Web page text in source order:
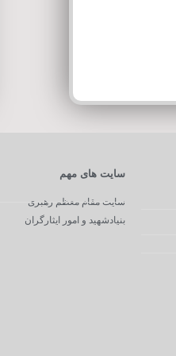
سایت های مهم
سایت مقام معظم رهبری
بنیادشهید و امور ایثارگران